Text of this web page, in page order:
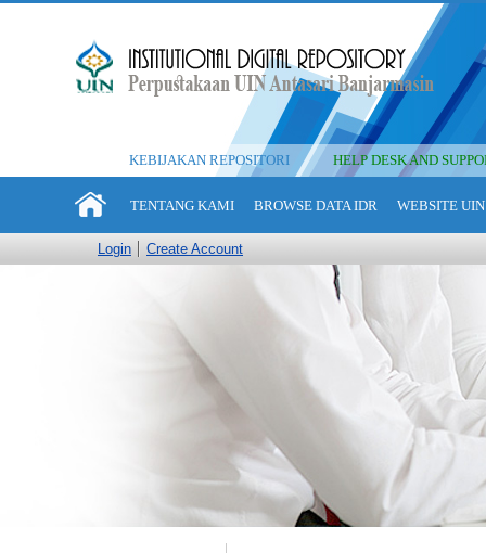
KEBIJAKAN REPOSITORI HELP DESK AND
TENTANG KAMI BROWSE DATA IDR WEBSITE
Login Create Account